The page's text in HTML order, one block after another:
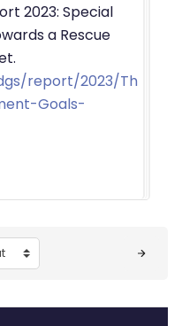
2023: Special
a Rescue
report/2023/Th
Goals-